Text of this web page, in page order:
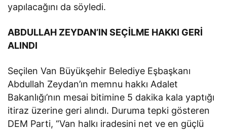
yapılacağını da söyledi.
ABDULLAH ZEYDAN’IN SEÇİLME HAKKI GERİ
ALINDI
Seçilen Van Büyükşehir Belediye Eşbaşkanı
Abdullah Zeydan’ın memnu hakkı Adalet
Bakanlığı’nın mesai bitimine 5 dakika kala yaptığı
itiraz üzerine geri alındı. Duruma tepki gösteren
DEM Parti, “Van halkı iradesini net ve en güçlü